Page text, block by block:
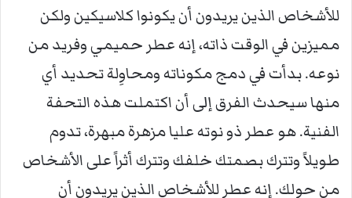
للأشخاص الذين يريدون أن يكونوا كلاسيكين ولكن
مميزين في الوقت ذاته، إنه عطر حميمي وفريد من
نوعه. بدأت في دمج مكوناته ومحاوِلة تحديد أي
منها سيحدث الفرق إلى أن اكتملت هذه التحفة
الفنية. هو عطر ذو نوته عليا مزهرة مبهرة، تدوم
طويلاً وتترك بصمتك خلفك وتترك أثراً على الأشخاص
من حولك. إنه عطر للأشخاص الذين يريدون أن